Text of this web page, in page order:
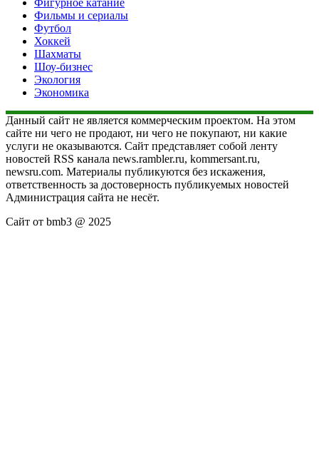
Фильмы и сериалы
Футбол
Хоккей
Шахматы
Шоу-бизнес
Экология
Экономика
Данный сайт не является коммерческим проектом. На этом
сайте ни чего не продают, ни чего не покупают, ни какие
услуги не оказываются. Сайт представляет собой ленту
новостей RSS канала news.rambler.ru, kommersant.ru,
newsru.com. Материалы публикуются без искажения,
ответственность за достоверность публикуемых новостей
Администрация сайта не несёт.
Сайт от bmb3 @ 2025